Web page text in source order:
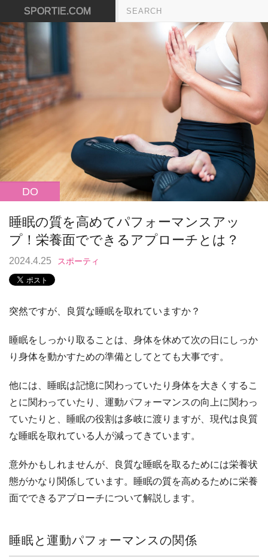
SPORTIE.COM
DO
睡眠の質を高めてパフォーマンスアッ
プ！栄養面でできるアプローチとは？
2024.4.25 スポーティ
突然ですが、良質な睡眠を取れていますか？
睡眠をしっかり取ることは、身体を休めて次の日にしっか
り身体を動かすための準備としてとても大事です。
他には、睡眠は記憶に関わっていたり身体を大きくするこ
とに関わっていたり、運動パフォーマンスの向上に関わっ
ていたりと、睡眠の役割は多岐に渡りますが、現代は良質
な睡眠を取れている人が減ってきています。
意外かもしれませんが、良質な睡眠を取るためには栄養状
態がかなり関係しています。睡眠の質を高めるために栄養
面でできるアプローチについて解説します。
睡眠と運動パフォーマンスの関係